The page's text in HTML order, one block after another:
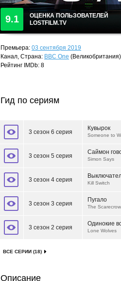
9.1
ОЦЕНКА ПОЛЬЗОВАТЕЛЕЙ
LOSTFILM.TV
Премьера: 03 сентября 2019
Канал, Страна: BBC One (Великобритания)
Рейтинг IMDb: 8
Гид по сериям
3 сезон 6 серия
Кувырок
Someone to
3 сезон 5 серия
Саймон
Simon Says
3 сезон 4 серия Kill Switch
3 сезон 3 серия
Пугало
The Scarecrow
3 сезон 2 серия
Одинокие
Lone Wolves
ВСЕ СЕРИИ (18)
Описание